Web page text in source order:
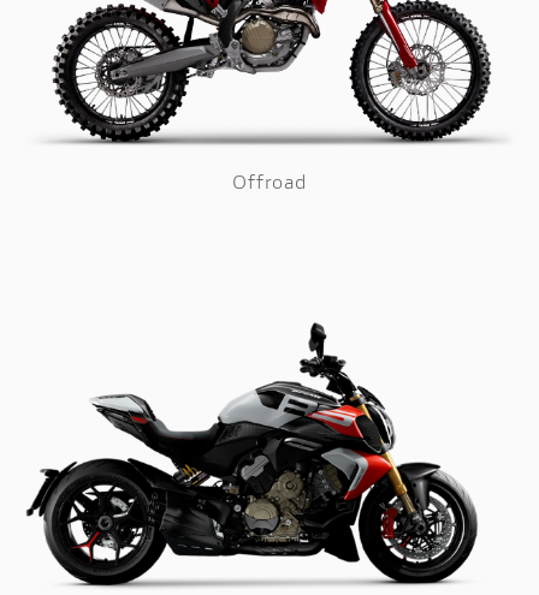
Offroad